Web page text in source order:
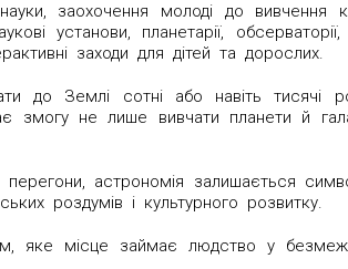
заохочення молоді до
установи, планетарії,
заходи для дітей та дорослих.
до Землі сотні або навіть тисячі
змогу не лише вивчати планети й
перегони, астрономія залишається
роздумів і культурного розвитку.
яке місце займає людство у